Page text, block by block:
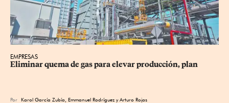
EMPRESAS
Eliminar quema de gas para elevar producción, plan
Por Karol García Zubía Emmanuel Rodríguez yArturo Rojas